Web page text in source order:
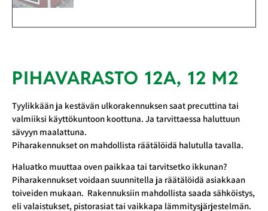
PIHAVARASTO 12A, 12 M2
Tyylikkään ja kestävän ulkorakennuksen saat precuttina tai
valmiiksi käyttökuntoon koottuna. Ja tarvittaessa haluttuun
sävyyn maalattuna.
Piharakennukset on mahdollista räätälöidä halutulla tavalla.
Haluatko muuttaa oven paikkaa tai tarvitsetko ikkunan?
Piharakennukset voidaan suunnitella ja räätälöidä asiakkaan
toiveiden mukaan. Rakennuksiin mahdollista saada sähköistys,
eli valaistukset, pistorasiat tai vaikkapa lämmitysjärjestelmän.